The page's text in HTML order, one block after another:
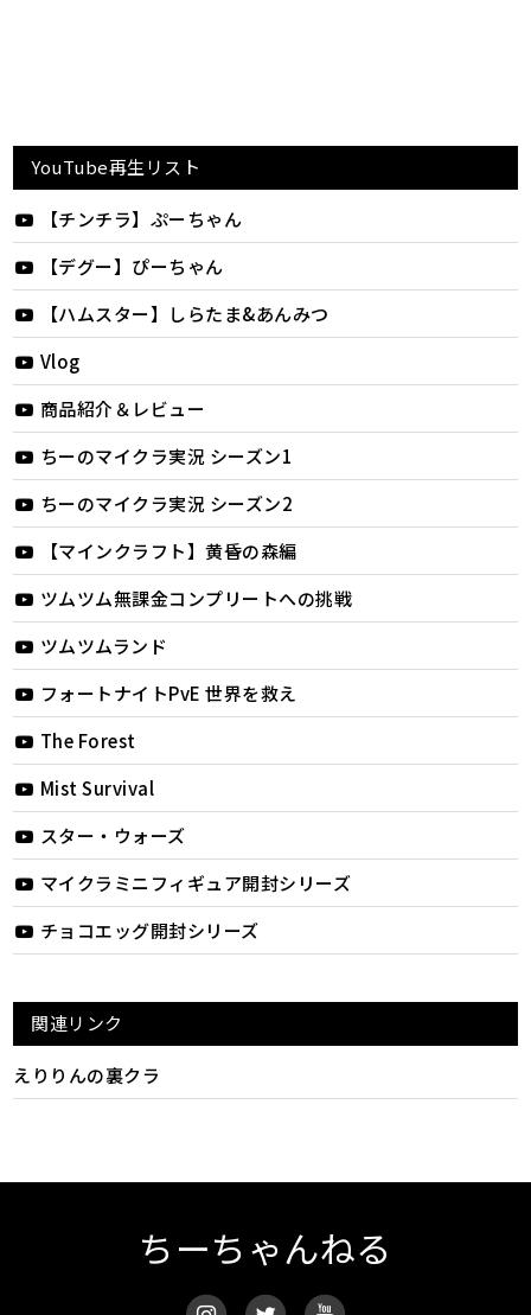
YouTube再生リスト
【チンチラ】ぷーちゃん
【デグー】ぴーちゃん
【ハムスター】しらたま&あんみつ
Vlog
商品紹介＆レビュー
ちーのマイクラ実況 シーズン1
ちーのマイクラ実況 シーズン2
【マインクラフト】黄昏の森編
ツムツム無課金コンプリートへの挑戦
ツムツムランド
フォートナイトPvE 世界を救え
The Forest
Mist Survival
スター・ウォーズ
マイクラミニフィギュア開封シリーズ
チョコエッグ開封シリーズ
関連リンク
えりりんの裏クラ
ちーちゃんねる